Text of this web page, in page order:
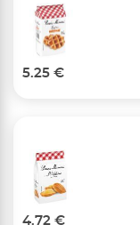
5.25 €
4.72 €